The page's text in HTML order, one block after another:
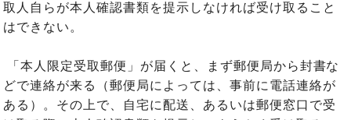
取人自らが本人確認書類を提示しなければ受け取ること
はできない。
「本人限定受取郵便」が届くと、まず郵便局から封書な
どで連絡が来る（郵便局によっては、事前に電話連絡が
ある）。その上で、自宅に配送、あるいは郵便窓口で受